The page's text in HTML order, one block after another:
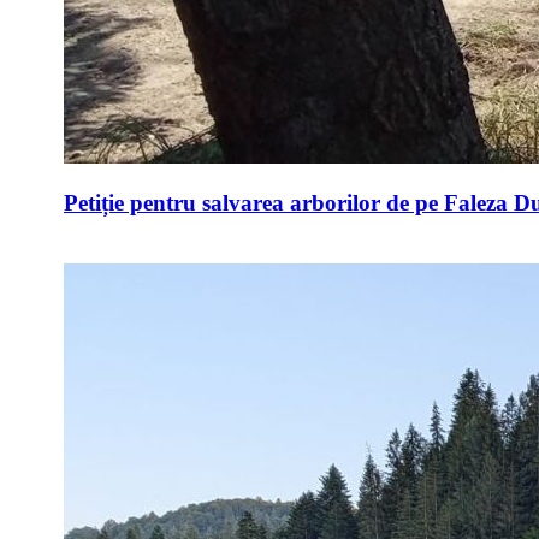
Petiție pentru salvarea arborilor de pe Faleza